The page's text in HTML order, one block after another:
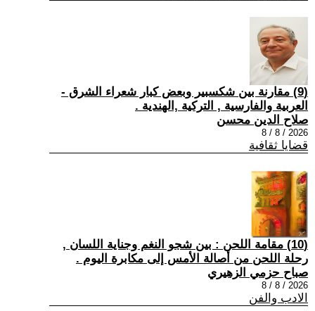
(9) مقارنة بين شكسبير وبعض كبار شعراء الشرق -
العربية والفارسية , التركية ,الهندية .
صلاح الدين محسن
2026 / 8 / 8
قضايا ثقافية
(10) مقامة اللحن : بين شجو النغم وجناية اللسان ,
رحلة اللحن من أصالة الأمس إلى مكابرة اليوم .
صباح حزمي الزهيري
2026 / 8 / 8
الادب والفن